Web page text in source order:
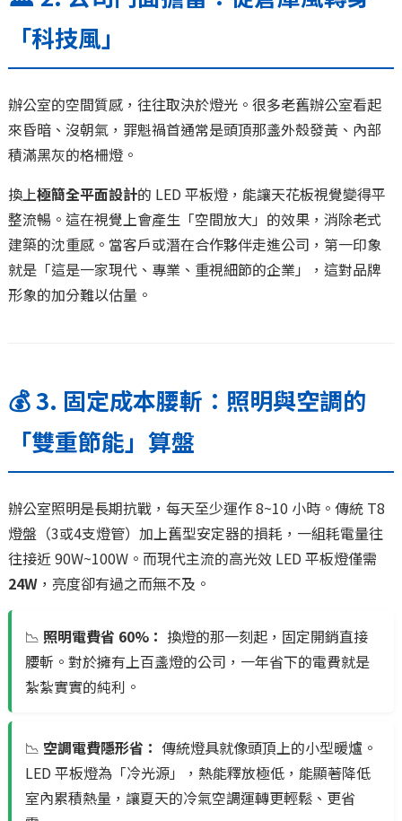
「科技風」
辦公室的空間質感，往往取決於燈光。很多老舊辦公室看起
來昏暗、沒朝氣，罪魁禍首通常是頭頂那盞外殼發黃、內部
積滿黑灰的格柵燈。
換上極簡全平面設計的 LED 平板燈，能讓天花板視覺變得平
整流暢。這在視覺上會產生「空間放大」的效果，消除老式
建築的沈重感。當客戶或潛在合作夥伴走進公司，第一印象
就是「這是一家現代、專業、重視細節的企業」，這對品牌
形象的加分難以估量。
💰 3. 固定成本腰斬：照明與空調的
「雙重節能」算盤
辦公室照明是長期抗戰，每天至少運作 8~10 小時。傳統 T8
燈盤（3或4支燈管）加上舊型安定器的損耗，一組耗電量往
往接近 90W~100W。而現代主流的高光效 LED 平板燈僅需
24W，亮度卻有過之而無不及。
📉 照明電費省 60%： 換燈的那一刻起，固定開銷直接
腰斬。對於擁有上百盞燈的公司，一年省下的電費就是
紮紮實實的純利。
📉 空調電費隱形省： 傳統燈具就像頭頂上的小型暖爐。
LED 平板燈為「冷光源」，熱能釋放極低，能顯著降低
室內累積熱量，讓夏天的冷氣空調運轉更輕鬆、更省